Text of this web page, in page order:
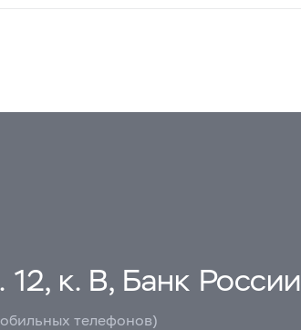
12, к. В, Банк России
телефонов)